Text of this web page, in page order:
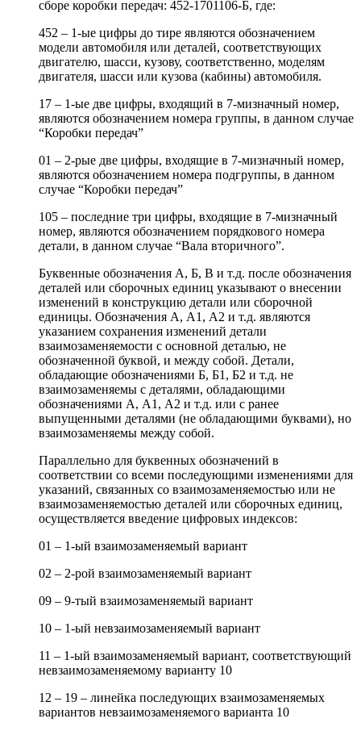
сборе коробки передач: 452-1701106-Б, где:
452 – 1-ые цифры до тире являются обозначением
модели автомобиля или деталей, соответствующих
двигателю, шасси, кузову, соответственно, моделям
двигателя, шасси или кузова (кабины) автомобиля.
17 – 1-ые две цифры, входящий в 7-мизначный номер,
являются обозначением номера группы, в данном случае
“Коробки передач”
01 – 2-рые две цифры, входящие в 7-мизначный номер,
являются обозначением номера подгруппы, в данном
случае “Коробки передач”
105 – последние три цифры, входящие в 7-мизначный
номер, являются обозначением порядкового номера
детали, в данном случае “Вала вторичного”.
Буквенные обозначения А, Б, В и т.д. после обозначения
деталей или сборочных единиц указывают о внесении
изменений в конструкцию детали или сборочной
единицы. Обозначения А, А1, А2 и т.д. являются
указанием сохранения изменений детали
взаимозаменяемости с основной деталью, не
обозначенной буквой, и между собой. Детали,
обладающие обозначениями Б, Б1, Б2 и т.д. не
взаимозаменяемы с деталями, обладающими
обозначениями А, А1, А2 и т.д. или с ранее
выпущенными деталями (не обладающими буквами), но
взаимозаменяемы между собой.
Параллельно для буквенных обозначений в
соответствии со всеми последующими изменениями для
указаний, связанных со взаимозаменяемостью или не
взаимозаменяемостью деталей или сборочных единиц,
осуществляется введение цифровых индексов:
01 – 1-ый взаимозаменяемый вариант
02 – 2-рой взаимозаменяемый вариант
09 – 9-тый взаимозаменяемый вариант
10 – 1-ый невзаимозаменяемый вариант
11 – 1-ый взаимозаменяемый вариант, соответствующий
невзаимозаменяемому варианту 10
12 – 19 – линейка последующих взаимозаменяемых
вариантов невзаимозаменяемого варианта 10